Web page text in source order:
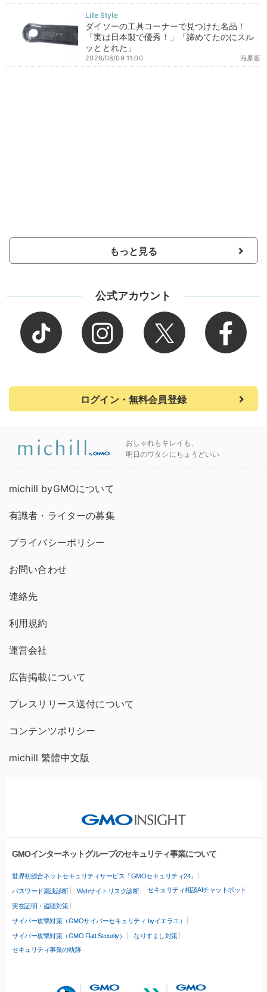
ダイソーの工具コーナーで見つけた名品！
「実は日本製で優秀！」「諦めてたのにスル
ッととれた」
海原藍
2026/08/09 11:00
もっと見る
公式アカウント
ログイン・無料会員登録
おしゃれもキレイも、
明日のワタシにちょうどいい
michill byGMOについて
有識者・ライターの募集
プライバシーポリシー
お問い合わせ
連絡先
利用規約
運営会社
広告掲載について
プレスリリース送付について
コンテンツポリシー
michill 繁體中文版
GMOインターネットグループのセキュリティ事業について
世界初総合ネットセキュリティサービス「GMOセキュリティ24」
パスワード漏洩診断 Webサイトリスク診断 セキュリティ相談AIチャットボット
実在証明・盗聴対策
サイバー攻撃対策（GMOサイバーセキュリティ byイエラエ）
サイバー攻撃対策（GMO Flatt Security）
なりすまし対策
セキュリティ事業の軌跡